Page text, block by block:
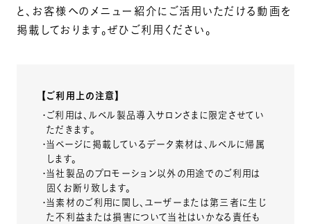
JOURNAL
ルベルの研究開発
研究情報
ヘアコラム
SALON LIST
for SALON
と、 お客様へのメニュー紹介にご活用いただける動画を
掲載しております。ぜひご利用ください。
【ご利用上の注意】
・ご利用は、ルベル製品導入サロンさまに限定させてい
ただきます。
・当ページに掲載しているデータ素材は、ルベルに帰属
します。
・当社製品のプロモーション以外の用途でのご利用は
固くお断り致します。
・当素材のご利用に関し、ユーザーまたは第三者に生じ
た不利益または損害について当社はいかなる責任も